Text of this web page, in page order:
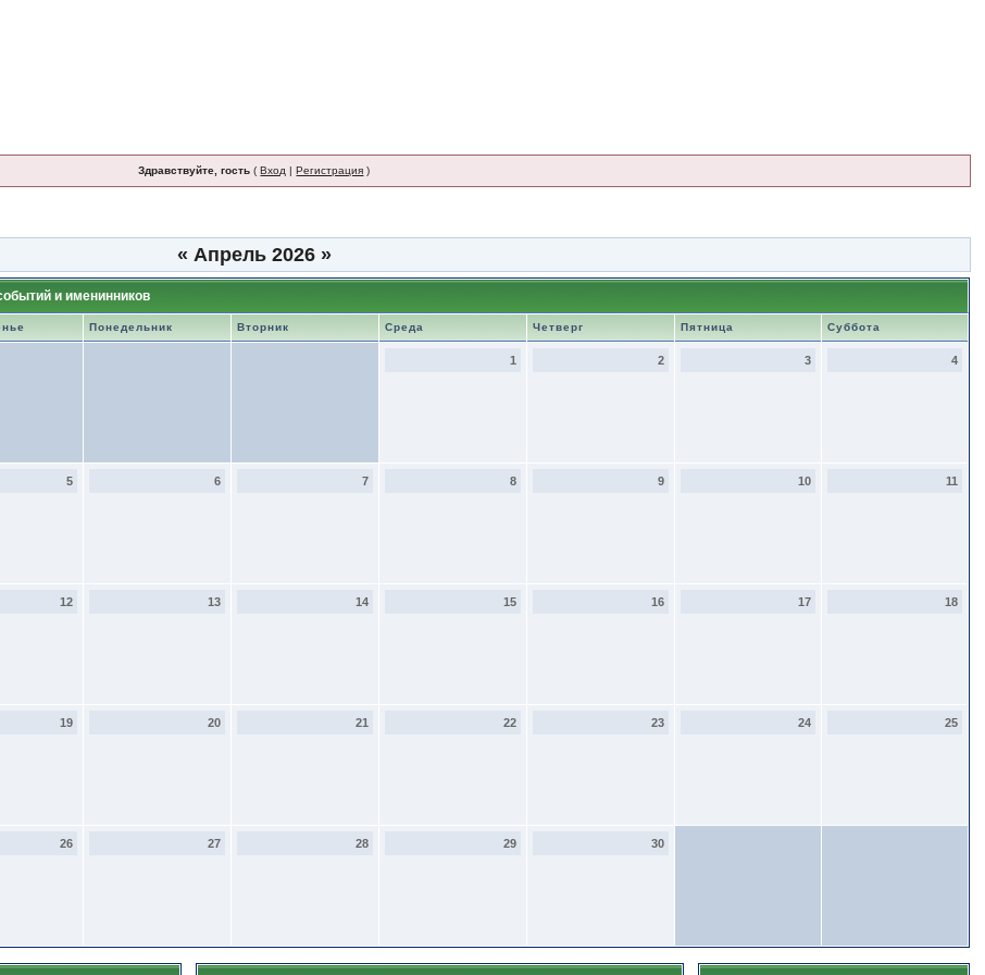
Здравствуйте, гость (Вход |Регистрация )
« Апрель 2026 »
и именинников
Понедельник Вторник Среда Четверг Пятница Суббота
1 2 3 4
5 6 7 8 9 10 11
12 13 14 15 16 17 18
19 20 21 22 23 24 25
26 27 28 29 30